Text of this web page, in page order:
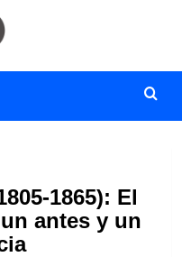
1865): El
antes y un